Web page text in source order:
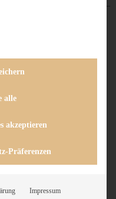
alle
akzeptieren
Präferenzen
Impressum